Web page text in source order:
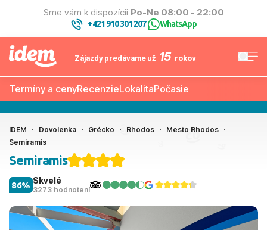
Sme vám k dispozícii Po-Ne 08:00 - 22:00
+421 910 301 207| WhatsApp
Zájazdy predávame už 15 rokov
Termíny a cenyRecenzieLokalitaPočasie
IDEM Dovolenka Grécko Rhodos
Mesto Rhodos
Semiramis
Semiramis
Skvelé
3273 hodnotení
86%